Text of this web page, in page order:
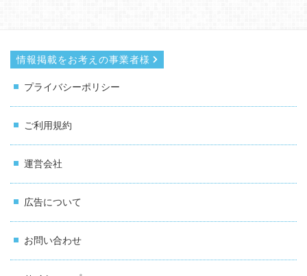
情報掲載をお考えの事業者様
プライバシーポリシー
ご利用規約
運営会社
広告について
お問い合わせ